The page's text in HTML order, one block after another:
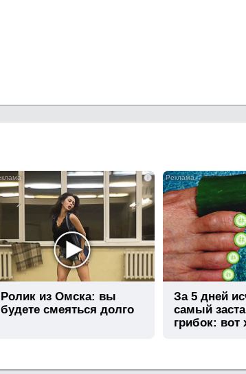
i
Ролик из Омска: вы
будете смеяться долго
За 5 дней
самый
грибок: вот